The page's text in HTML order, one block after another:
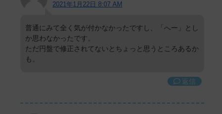
2021年1月22日 8:07 AM
普通にみて全く気が付かなかったですし、「へー」とし
か思わなかったです。
ただ円盤で修正されてないとちょっと思うところあるか
も。
返信